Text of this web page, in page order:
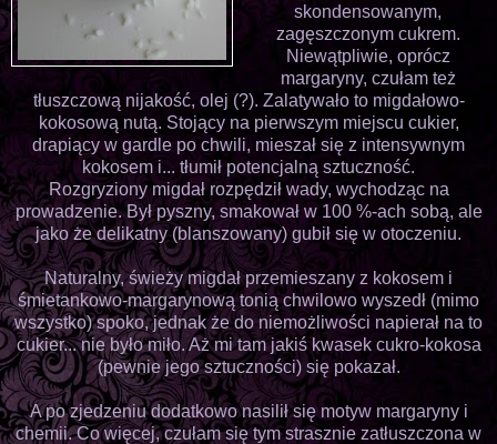
skondensowanym,
zagęszczonym cukrem.
Niewątpliwie, oprócz
margaryny, czułam też
tłuszczową nijakość, olej (?). Zalatywało to migdałowo-
kokosową nutą. Stojący na pierwszym miejscu cukier,
drapiący w gardle po chwili, mieszał się z intensywnym
kokosem i... tłumił potencjalną sztuczność.
Rozgryziony migdał rozpędził wady, wychodząc na
prowadzenie. Był pyszny, smakował w 100 %-ach sobą, ale
jako że delikatny (blanszowany) gubił się w otoczeniu.
Naturalny, świeży migdał przemieszany z kokosem i
śmietankowo-margarynową tonią chwilowo wyszedł (mimo
wszystko) spoko, jednak że do niemożliwości napierał na to
cukier... nie było miło. Aż mi tam jakiś kwasek cukro-kokosa
(pewnie jego sztuczności) się pokazał.
A po zjedzeniu dodatkowo nasilił się motyw margaryny i
chemii. Co więcej, czułam się tym strasznie zatłuszczona w